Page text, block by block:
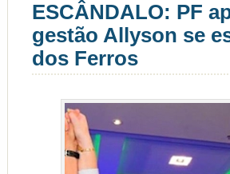
ESCÂNDALO: PF
gestão Allyson se
dos Ferros